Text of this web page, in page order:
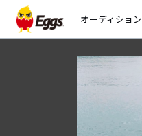
オーディション